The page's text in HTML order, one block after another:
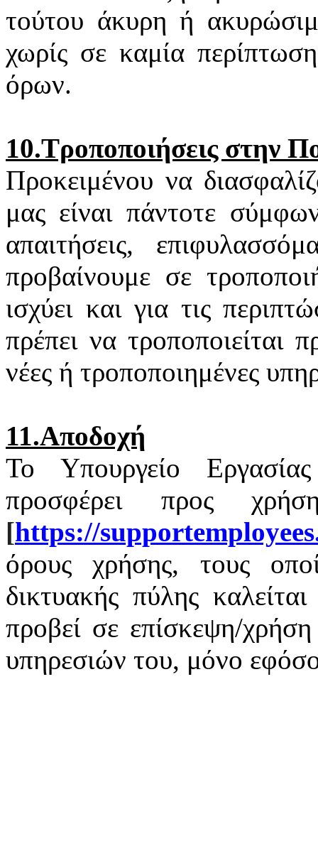
τούτου άκυρη ή
χωρίς σε καμία
όρων.
10.Τροποποιήσεις στην
Προκειμένου να
μας είναι πάντοτε
απαιτήσεις,
προβαίνουμε σε
ισχύει και για τις
πρέπει να τροποποιείται
νέες ή τροποποιημένες
11.Αποδοχή
Το Υπουργείο
προσφέρει προς
[https://supportemployees
όρους χρήσης, τους
δικτυακής πύλης
προβεί σε επίσκεψη/
υπηρεσιών του, μόνο